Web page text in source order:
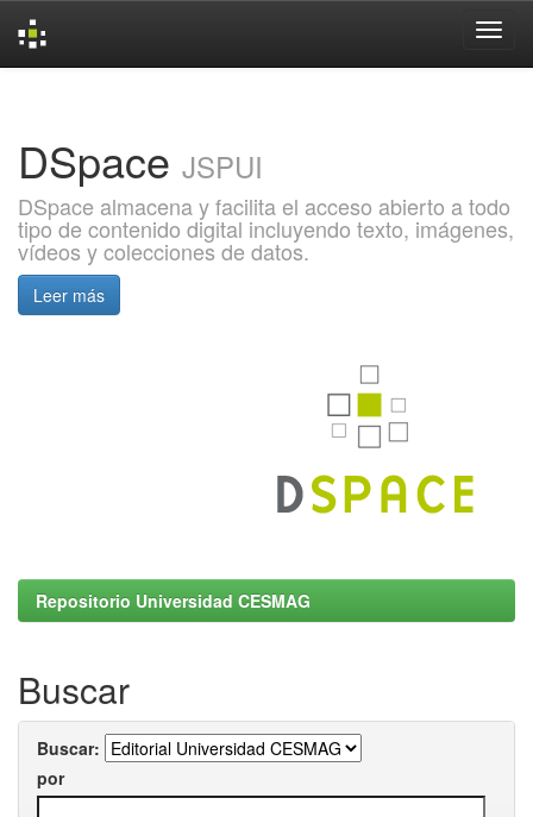
DSpace JSPUI
DSpace almacena y facilita el acceso abierto a todo
tipo de contenido digital incluyendo texto, imágenes,
vídeos y colecciones de datos.
Leer más
Repositorio Universidad CESMAG
Buscar
Buscar:
por